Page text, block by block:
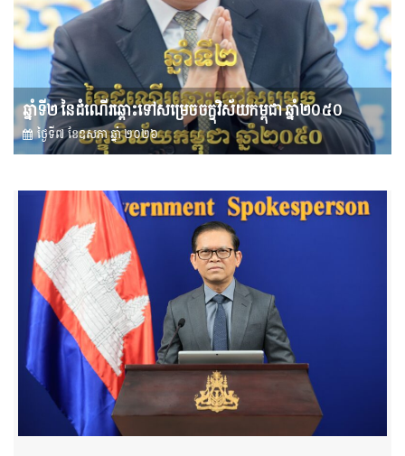
ឆ្នាំទី២ នៃដំណើរឆ្ពោះទៅសម្រេច​ចក្ខុវិស័យ​កម្ពុជា ឆ្នាំ២០៥០
ថ្ងៃទី៧ ខែ​ឧសភា ឆ្នាំ ២០២៦